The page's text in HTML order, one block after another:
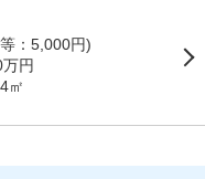
：5,000円)
万円
㎡